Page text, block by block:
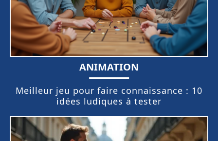
ANIMATION
Meilleur jeu pour faire connaissance : 10
idées ludiques à tester